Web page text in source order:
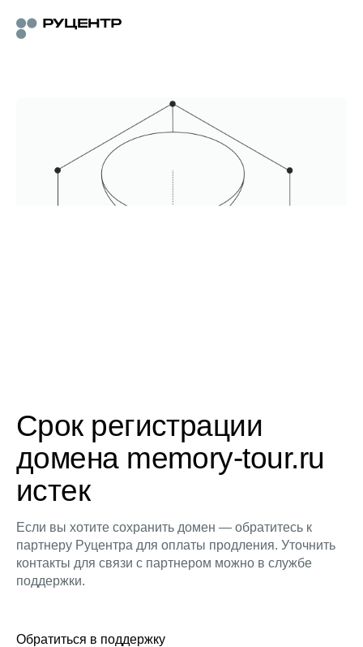
Срок регистрации
домена memory-tour.ru
истек
Если вы хотите сохранить домен — обратитесь к
партнеру Руцентра для оплаты продления. Уточнить
контакты для связи с партнером можно в службе
поддержки.
Обратиться в поддержку